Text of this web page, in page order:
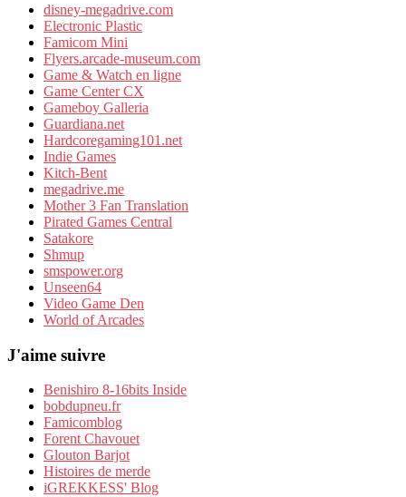
disney-megadrive.com
Electronic Plastic
Famicom Mini
Flyers.arcade-museum.com
Game & Watch en ligne
Game Center CX
Gameboy Galleria
Guardiana.net
Hardcoregaming101.net
Indie Games
Kitch-Bent
megadrive.me
Mother 3 Fan Translation
Pirated Games Central
Satakore
Shmup
smspower.org
Unseen64
Video Game Den
World of Arcades
J'aime suivre
Benishiro 8-16bits Inside
bobdupneu.fr
Famicomblog
Forent Chavouet
Glouton Barjot
Histoires de merde
iGREKKESS' Blog